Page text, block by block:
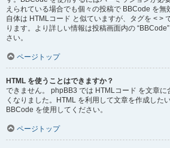
えられている場合でも個々の投稿で BBCode を
自体は HTMLコード と似ていますが、タグを < >
ります。より詳しい情報は投稿画面内の
さい。
ページトップ
HTML を使うことはできますか？
できません。 phpBB3 では HTMLコード を文章に
くなりました。HTML を利用して文章を作成した
BBCode を使用してください。
ページトップ